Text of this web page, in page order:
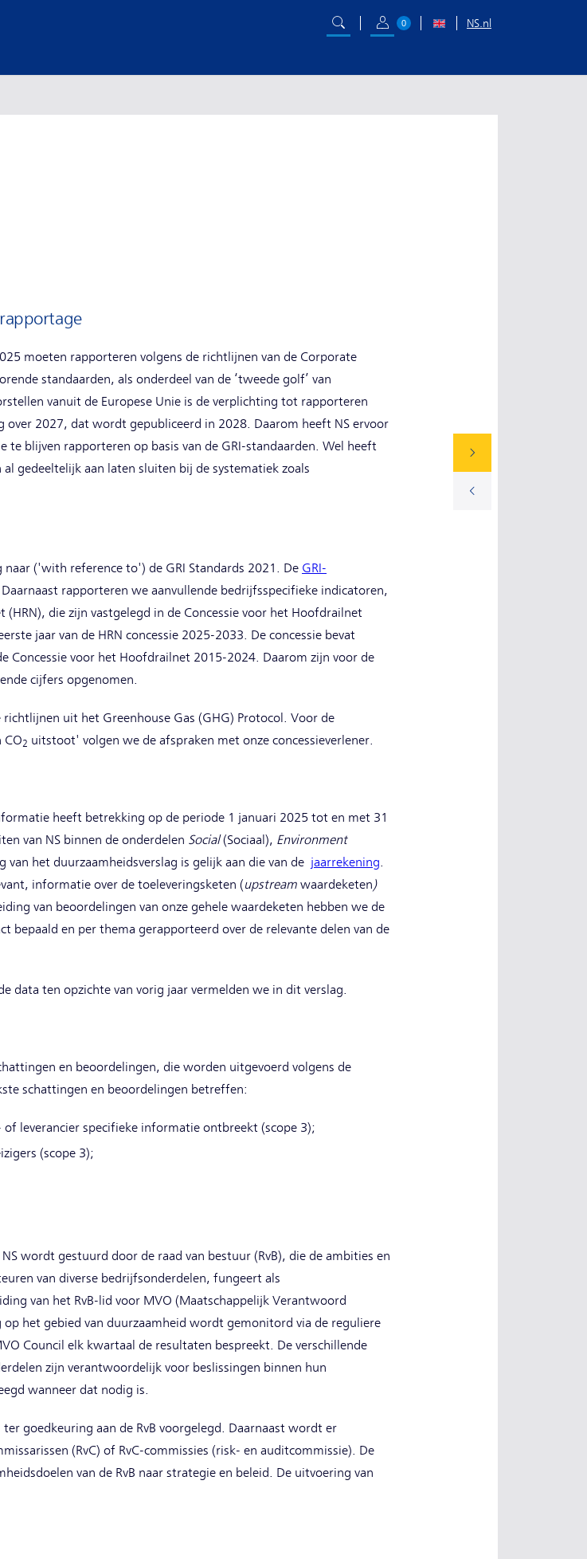
0 NS.nl
moeten rapporteren volgens de richtlijnen van de Corporate
standaarden, als onderdeel van de ‘tweede golf’ van
vanuit de Europese Unie is de verplichting tot rapporteren
over 2027, dat wordt gepubliceerd in 2028. Daarom heeft NS ervoor
blijven rapporteren op basis van de GRI-standaarden. Wel heeft
gedeeltelijk aan laten sluiten bij de systematiek zoals
('with reference to') de GRI Standards 2021. De GRI-
rapporteren we aanvullende bedrijfsspecifieke indicatoren,
die zijn vastgelegd in de Concessie voor het Hoofdrailnet
jaar van de HRN concessie 2025-2033. De concessie bevat
Concessie voor het Hoofdrailnet 2015-2024. Daarom zijn voor de
cijfers opgenomen.
uit het Greenhouse Gas (GHG) Protocol. Voor de
CO2 uitstoot' volgen we de afspraken met onze concessieverlener.
heeft betrekking op de periode 1 januari 2025 tot en met 31
van NS binnen de onderdelen Social(Sociaal), Environment
het duurzaamheidsverslag is gelijk aan die van de jaarrekening.
informatie over de toeleveringsketen (upstream waardeketen)
van beoordelingen van onze gehele waardeketen hebben we de
bepaald en per thema gerapporteerd over de relevante delen van de
data ten opzichte van vorig jaar vermelden we in dit verslag.
en beoordelingen, die worden uitgevoerd volgens de
schattingen en beoordelingen betreffen:
leverancier specifieke informatie ontbreekt (scope 3);
(scope 3);
wordt gestuurd door de raad van bestuur (RvB), die de ambities en
van diverse bedrijfsonderdelen, fungeert als
van het RvB-lid voor MVO (Maatschappelijk Verantwoord
het gebied van duurzaamheid wordt gemonitord via de reguliere
Council elk kwartaal de resultaten bespreekt. De verschillende
zijn verantwoordelijk voor beslissingen binnen hun
wanneer dat nodig is.
goedkeuring aan de RvB voorgelegd. Daarnaast wordt er
(RvC) of RvC-commissies (risk- en auditcommissie). De
van de RvB naar strategie en beleid. De uitvoering van